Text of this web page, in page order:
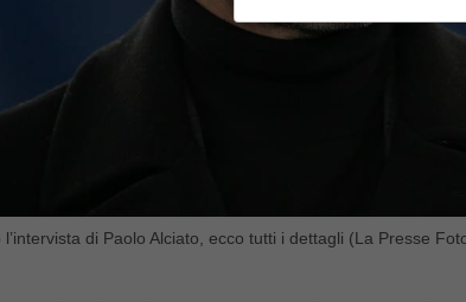
di Paolo Alciato, ecco tutti i dettagli (La Presse